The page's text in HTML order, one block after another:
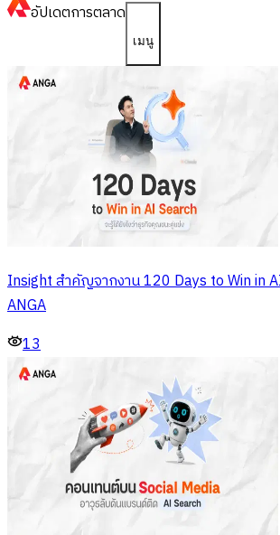
อัปเดตการตลาด
เมนู
Insight สำคัญจากงาน 120 Days to Win in
ANGA
13